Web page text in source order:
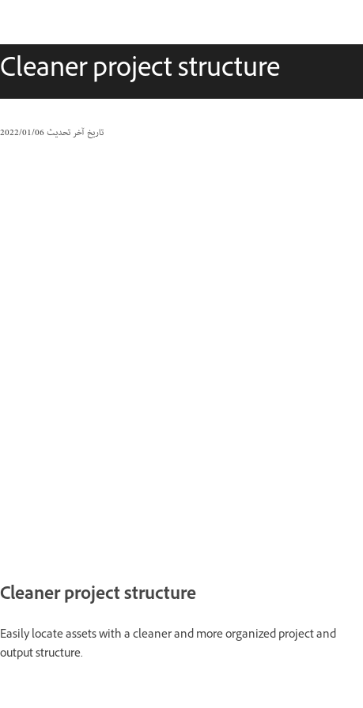
Cleaner project structure
تاريخ آخر تحديث06‏/01‏/2022
Cleaner project structure
Easily locate assets with a cleaner and more organized project and
output structure.